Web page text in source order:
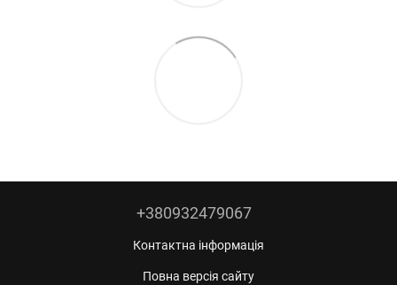
+380932479067
Контактна інформація
Повна версія сайту